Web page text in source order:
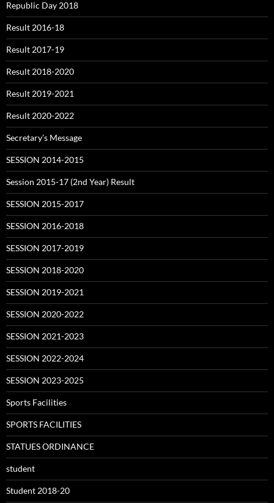
Republic Day 2018
Result 2016-18
Result 2017-19
Result 2018-2020
Result 2019-2021
Result 2020-2022
Secretary’s Message
SESSION 2014-2015
Session 2015-17 (2nd Year) Result
SESSION 2015-2017
SESSION 2016-2018
SESSION 2017-2019
SESSION 2018-2020
SESSION 2019-2021
SESSION 2020-2022
SESSION 2021-2023
SESSION 2022-2024
SESSION 2023-2025
Sports Facilities
SPORTS FACILITIES
STATUES ORDINANCE
student
Student 2018-20